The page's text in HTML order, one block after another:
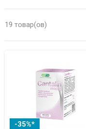
augi un tējas, kas jau
atlasītas tējas, zāļu
palīdzēt uzturēt veselīgu
19 товар(ов)
-35%*